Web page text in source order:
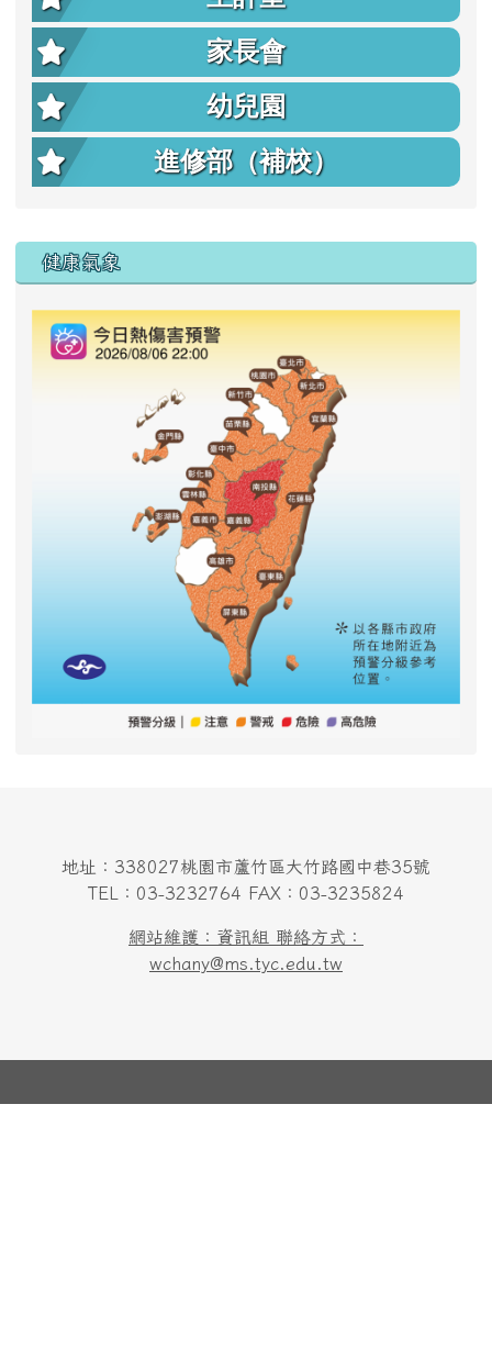
家長會
幼兒園
進修部（補校）
右邊區域內容
健康氣象
地址：338027桃園市蘆竹區大竹路國中巷35號
TEL：03-3232764 FAX：03-3235824
網站維護：資訊組 聯絡方式：
wchany@ms.tyc.edu.tw